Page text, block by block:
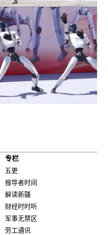
专栏
五更
报导者时间
解读新疆
财经时时听
军事无禁区
劳工通讯